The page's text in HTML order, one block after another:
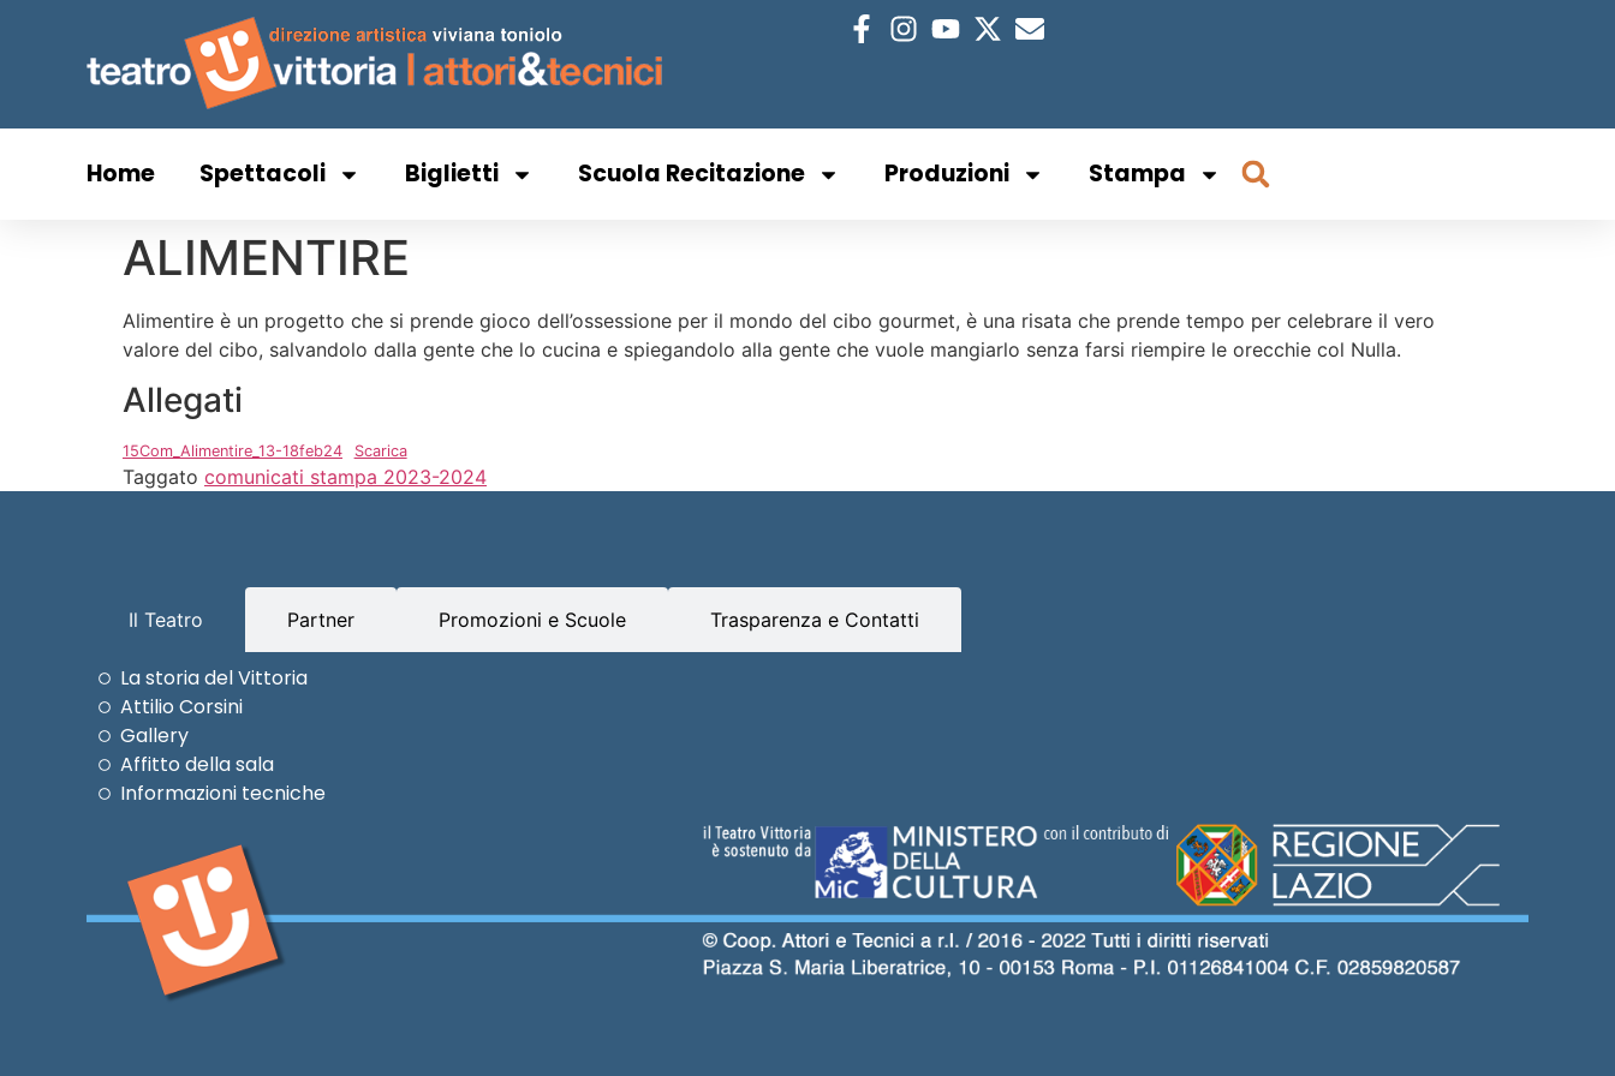
Home Spettacoli Biglietti Scuola Recitazione Produzioni Stampa
ALIMENTIRE
Alimentire è un progetto che si prende gioco dell’ossessione per il mondo del cibo gourmet, è una risata che prende tempo per celebrare il vero
valore del cibo, salvandolo dalla gente che lo cucina e spiegandolo alla gente che vuole mangiarlo senza farsi riempire le orecchie col Nulla.
Allegati
15Com_Alimentire_13-18feb24 Scarica
Taggato comunicati stampa 2023-2024
Il Teatro Partner Promozioni e Scuole Trasparenza e Contatti
La storia del Vittoria
Attilio Corsini
Gallery
Affitto della sala
Informazioni tecniche